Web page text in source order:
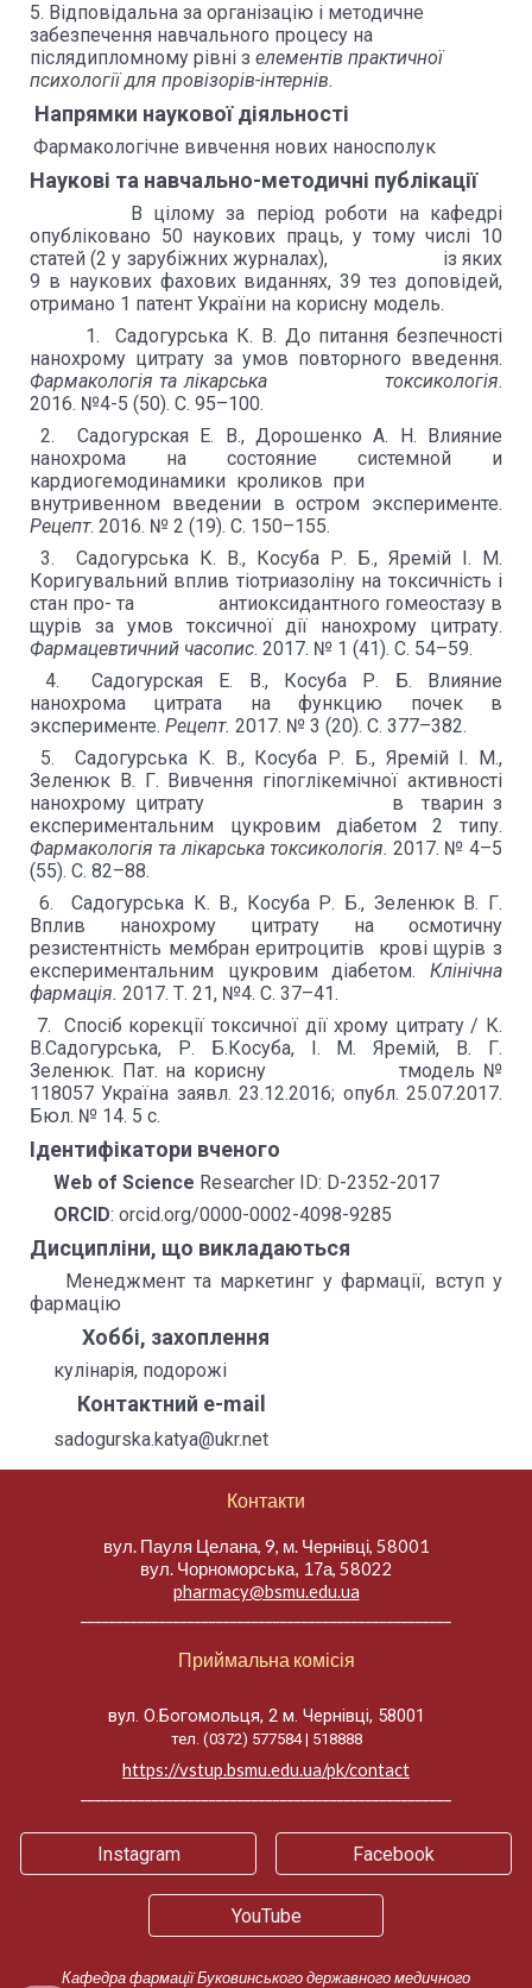
5. Відповідальна за організацію і методичне
забезпечення навчального процесу на
післядипломному рівні зелементів практичної
психології для провізорів-інтернів.
Напрямки наукової діяльності
Фармакологічне вивчення нових наносполук
Наукові та навчально-методичні публікації
В цілому за період роботи на кафедрі
опубліковано 50 наукових праць, у тому числі 10
статей (2 у зарубіжних журналах), із яких
9 в наукових фахових виданнях, 39 тез доповідей,
отримано 1 патент України на корисну модель.
1. Садогурська К. В. До питання безпечності
нанохрому цитрату за умов повторного введення.
Фармакологія та лікарська токсикологія.
2016. №4-5 (50). С. 95–100.
2. Садогурская Е. В., Дорошенко А. Н. Влияние
нанохрома на состояние системной и
кардиогемодинамики кроликов при
внутривенном введении в остром эксперименте.
Рецепт. 2016. № 2 (19). С. 150–155.
3. Садогурська К. В., Косуба Р. Б., Яремій І. М.
Коригувальний вплив тіотриазоліну на токсичність і
стан про- та антиоксидантного гомеостазу в
щурів за умов токсичної дії нанохрому цитрату.
Фармацевтичний часопис. 2017. № 1 (41). С. 54–59.
4. Садогурская Е. В., Косуба Р. Б. Влияние
нанохрома цитрата на функцию почек в
эксперименте.Рецепт. 2017. № 3 (20). С. 377–382.
5. Садогурська К. В., Косуба Р. Б., Яремій І. М.,
Зеленюк В. Г. Вивчення гіпоглікемічної активності
нанохрому цитрату в тварин з
експериментальним цукровим діабетом 2 типу.
Фармакологія та лікарська токсикологія. 2017. № 4–5
(55). С. 82–88.
6. Садогурська К. В., Косуба Р. Б., Зеленюк В. Г.
Вплив нанохрому цитрату на осмотичну
резистентність мембран еритроцитів крові щурів з
експериментальним цукровим діабетом. Клінічна
фармація. 2017. Т. 21, №4. С. 37–41.
7. Спосіб корекції токсичної дії хрому цитрату / К.
В.Садогурська, Р. Б.Косуба, І. М. Яремій, В. Г.
Зеленюк. Пат. на корисну тмодель №
118057 Україна заявл. 23.12.2016; опубл. 25.07.2017.
Бюл. № 14. 5 с.
Ідентифікатори вченого
Web of Science Researcher ID: D-2352-2017
ORCID: orcid.org/0000-0002-4098-9285
Дисципліни, що викладаються
Менеджмент та маркетинг у фармації, вступ у
фармацію
Хоббі, захоплення
кулінарія, подорожі
Контактний e-mail
sadogurska.katya@ukr.net
Контакти
вул. Пауля Целана, 9, м. Чернівці, 58001
вул. Чорноморська, 17а, 58022
pharmacy@bsmu.edu.ua
Приймальна комісія
вул. О.Богомольця, 2 м. Чернівці, 58001
тел. (0372) 577584 | 518888
https://vstup.bsmu.edu.ua/pk/contact
Instagram Facebook
YouTube
Кафедра фармації Буковинського державного медичного